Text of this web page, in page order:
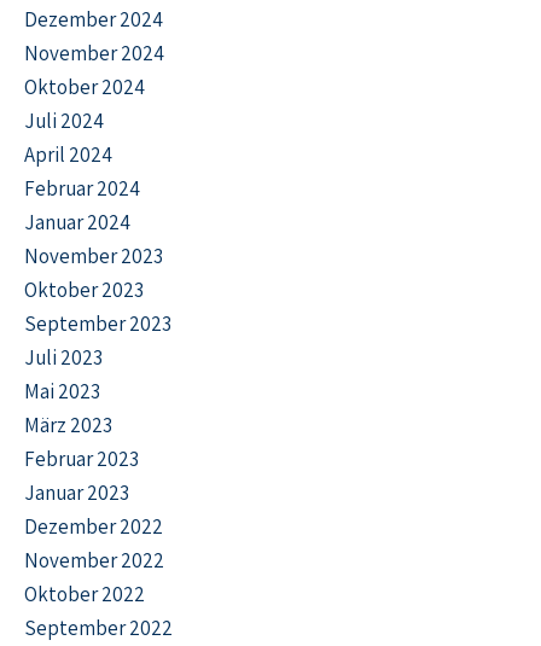
Dezember 2024
November 2024
Oktober 2024
Juli 2024
April 2024
Februar 2024
Januar 2024
November 2023
Oktober 2023
September 2023
Juli 2023
Mai 2023
März 2023
Februar 2023
Januar 2023
Dezember 2022
November 2022
Oktober 2022
September 2022